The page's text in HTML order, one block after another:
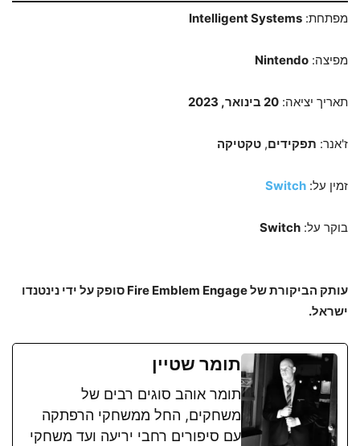
מפתחת: Intelligent Systems
מפיצה: Nintendo
תאריך יציאה: 20 בינואר, 2023
ז'אנר: תפקידים, טקטיקה
זמין על: Switch
בוקר על: Switch
עותק הביקורת של Fire Emblem Engage סופק על ידי נינטנדו
ישראל.
תומר שטיין
תומר אוהב סוגים רבים של
משחקים, החל ממשחקי הרפתקה
עם סיפורים רחבי יריעה ועד משחקי